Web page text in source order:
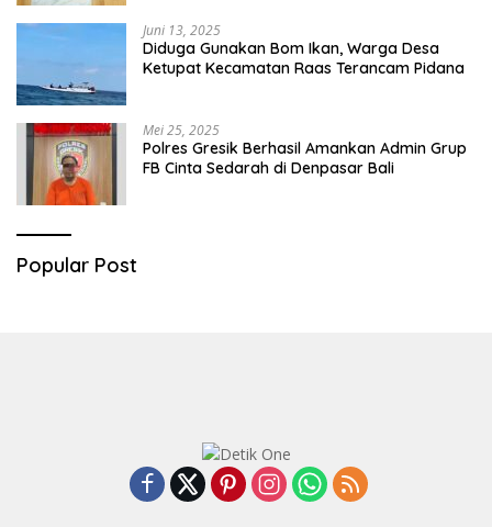
Juni 13, 2025
Diduga Gunakan Bom Ikan, Warga Desa
Ketupat Kecamatan Raas Terancam Pidana
Mei 25, 2025
Polres Gresik Berhasil Amankan Admin Grup
FB Cinta Sedarah di Denpasar Bali
Popular Post